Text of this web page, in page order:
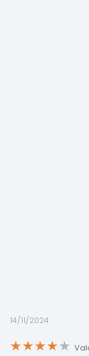
14/11/2024
★★★★★